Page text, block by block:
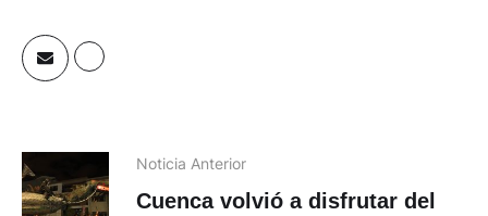
Noticia Anterior
Cuenca volvió a disfrutar del